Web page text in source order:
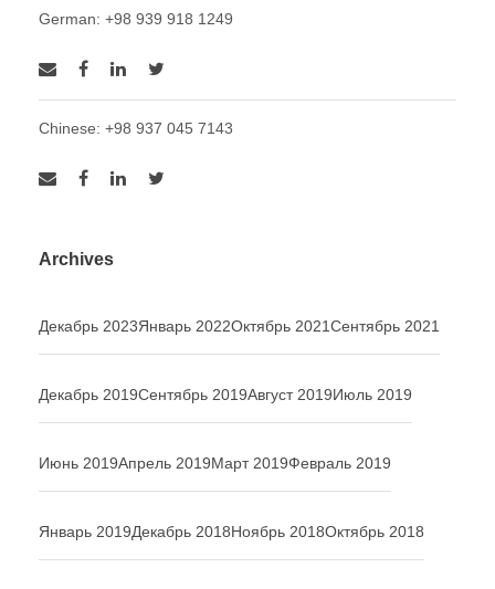
German: +98 939 918 1249
Chinese: +98 937 045 7143
Archives
Декабрь 2023Январь 2022Октябрь 2021Сентябрь 2021
Декабрь 2019Сентябрь 2019Август 2019Июль 2019
Июнь 2019Апрель 2019Март 2019Февраль 2019
Январь 2019Декабрь 2018Ноябрь 2018Октябрь 2018